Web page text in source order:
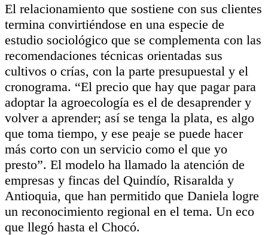
El relacionamiento que sostiene con sus clientes
termina convirtiéndose en una especie de
estudio sociológico que se complementa con las
recomendaciones técnicas orientadas sus
cultivos o crías, con la parte presupuestal y el
cronograma. “El precio que hay que pagar para
adoptar la agroecología es el de desaprender y
volver a aprender; así se tenga la plata, es algo
que toma tiempo, y ese peaje se puede hacer
más corto con un servicio como el que yo
presto”. El modelo ha llamado la atención de
empresas y fincas del Quindío, Risaralda y
Antioquia, que han permitido que Daniela logre
un reconocimiento regional en el tema. Un eco
que llegó hasta el Chocó.